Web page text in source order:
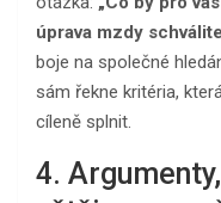
úprava mzdy
boje na společné
sám řekne kritéria,
cíleně splnit.
4.